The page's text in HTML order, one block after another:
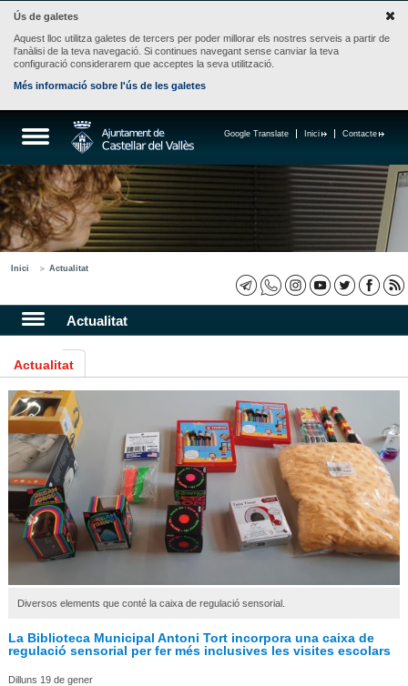
Ús de galetes
Aquest lloc utilitza galetes de tercers per poder millorar els nostres serveis a partir de
l'anàlisi de la teva navegació. Si continues navegant sense canviar la teva
configuració considerarem que acceptes la seva utilització.
Més informació sobre l'ús de les galetes
Contacte
Inici
Google Translate
Inici Actualitat
Actualitat
Actualitat
Diversos elements que conté la caixa de regulació sensorial.
La Biblioteca Municipal Antoni Tort incorpora una caixa de
regulació sensorial per fer més inclusives les visites escolars
Dilluns 19 de gener